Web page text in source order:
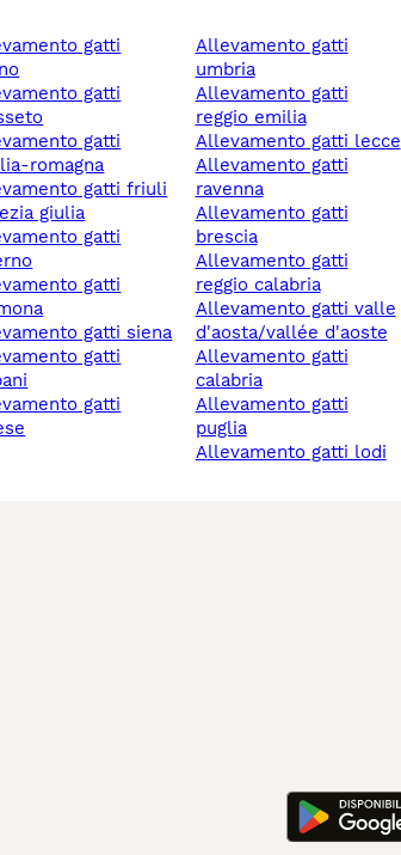
romagna
giulia
gatti siena
allevamento gatti
umbria
allevamento gatti
reggio emilia
allevamento gatti lecce
allevamento gatti
ravenna
allevamento gatti
brescia
allevamento gatti
reggio calabria
allevamento gatti valle
d'aosta/vallée d'aoste
allevamento gatti
calabria
allevamento gatti
puglia
allevamento gatti lodi